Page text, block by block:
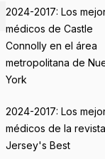
2024-2017: Los
médicos de Castle
Connolly en el área
metropolitana de
York
2024-2017: Los
médicos de la revista
Jersey's Best